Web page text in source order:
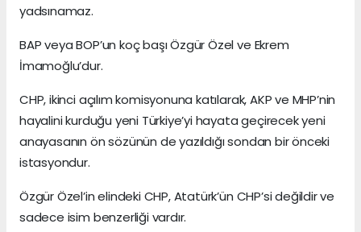
yadsınamaz.
BAP veya BOP’un koç başı Özgür Özel ve Ekrem
İmamoğlu’dur.
CHP, ikinci açılım komisyonuna katılarak, AKP ve MHP’nin
hayalini kurduğu yeni Türkiye’yi hayata geçirecek yeni
anayasanın ön sözünün de yazıldığı sondan bir önceki
istasyondur.
Özgür Özel’in elindeki CHP, Atatürk’ün CHP’si değildir ve
sadece isim benzerliği vardır.